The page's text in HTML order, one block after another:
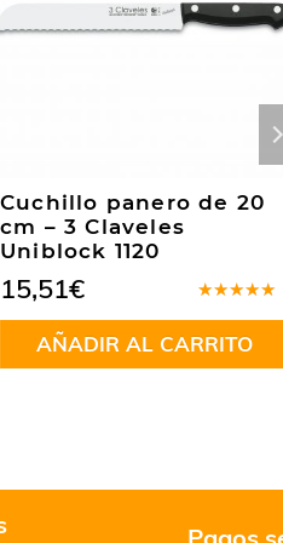
Cuchillo panero de 20
cm – 3 Claveles
Uniblock 1120
en5.00
5
15,51€
AÑADIR AL CARRITO